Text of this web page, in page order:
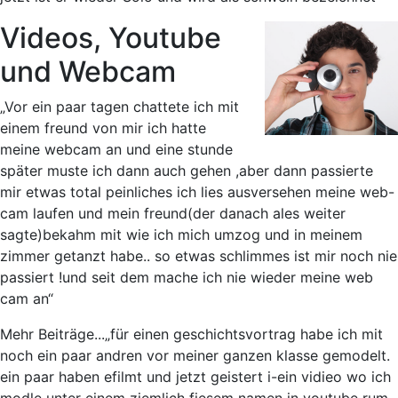
Videos, Youtube
und Webcam
„Vor ein paar tagen chattete ich mit
einem freund von mir ich hatte
meine webcam an und eine stunde
später muste ich dann auch gehen ,aber dann passierte
mir etwas total peinliches ich lies ausversehen meine web-
cam laufen und mein freund(der danach ales weiter
sagte)bekahm mit wie ich mich umzog und in meinem
zimmer getanzt habe.. so etwas schlimmes ist mir noch nie
passiert !und seit dem mache ich nie wieder meine web
cam an“
Mehr Beiträge...„für einen geschichtsvortrag habe ich mit
noch ein paar andren vor meiner ganzen klasse gemodelt.
ein paar haben efilmt und jetzt geistert i-ein vidieo wo ich